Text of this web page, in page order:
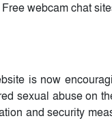
webcam chat
is now
sexual abuse on
and security